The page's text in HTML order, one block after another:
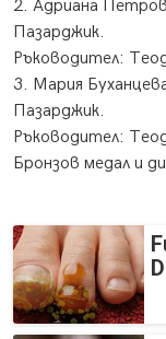
2. Адриана
Пазарджик.
Ръководител:
3. Мария
Пазарджик.
​Ръководител:
Бронзов медал и